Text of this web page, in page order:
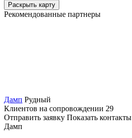
Раскрыть карту
Рекомендованные партнеры
Дамп Рудный
Клиентов на сопровождении 29
Отправить заявку Показать контакты
Дамп